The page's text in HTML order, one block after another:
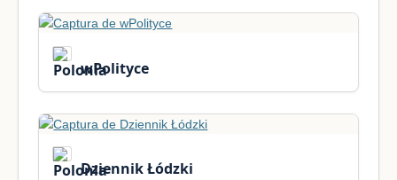
wPolityce
Dziennik Łódzki